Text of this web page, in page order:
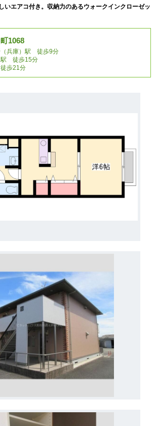
いエアコ付き。収納力のあるウォークインクローゼッ
1068
兵庫）駅 徒歩9分
駅 徒歩15分
歩21分